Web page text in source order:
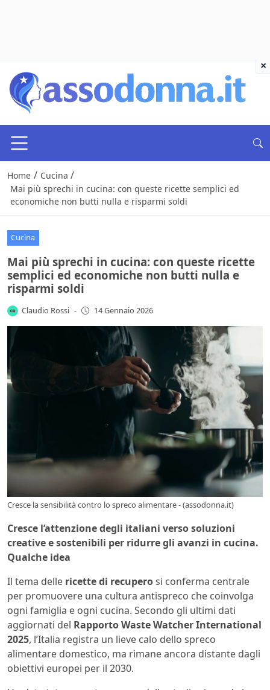
Home / Cucina /
Mai più sprechi in cucina: con queste ricette semplici ed
economiche non butti nulla e risparmi soldi
Cucina
Mai più sprechi in cucina: con queste ricette
semplici ed economiche non butti nulla e
risparmi soldi
Claudio Rossi - 14 Gennaio 2026
Cresce la sensibilità contro lo spreco alimentare - (assodonna.it)
Cresce l’attenzione degli italiani verso soluzioni
creative e sostenibili per ridurre gli avanzi in cucina.
Qualche idea
Il tema delle ricette di recuperosi conferma centrale
per promuovere una cultura antispreco che coinvolga
ogni famiglia e ogni cucina. Secondo gli ultimi dati
aggiornati del Rapporto Waste Watcher International
2025, l’Italia registra un lieve calo dello spreco
alimentare domestico, ma rimane ancora distante dagli
obiettivi europei per il 2030.
×